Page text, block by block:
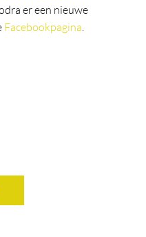
er een nieuwe
Facebookpagina.